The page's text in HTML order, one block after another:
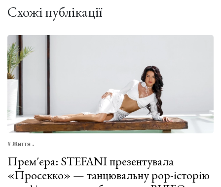
Схожі публікації
# Життя
Прем'єра: STEFANI презентувала
«Просекко» — танцювальну pop-історію